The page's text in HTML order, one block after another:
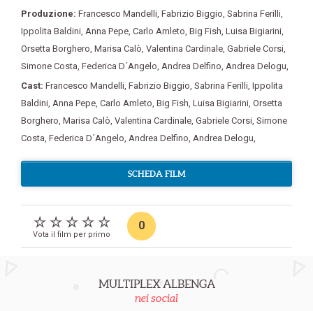
Produzione: Francesco Mandelli, Fabrizio Biggio, Sabrina Ferilli,
Ippolita Baldini, Anna Pepe, Carlo Amleto, Big Fish, Luisa Bigiarini,
Orsetta Borghero, Marisa Calò, Valentina Cardinale, Gabriele Corsi,
Simone Costa, Federica D´Angelo, Andrea Delfino, Andrea Delogu,
Cast: Francesco Mandelli, Fabrizio Biggio, Sabrina Ferilli, Ippolita
Baldini, Anna Pepe, Carlo Amleto, Big Fish, Luisa Bigiarini, Orsetta
Borghero, Marisa Calò, Valentina Cardinale, Gabriele Corsi, Simone
Costa, Federica D´Angelo, Andrea Delfino, Andrea Delogu,
SCHEDA FILM
Vota il film per primo
0
MULTIPLEX ALBENGA
nei social